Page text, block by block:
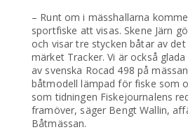
– Runt om i mässhallarna
sportfiske att visas. Skene Järn
och visar tre stycken båtar av
märket Tracker. Vi är också
av svenska Rocad 498 på
båtmodell lämpad för fiske som
som tidningen Fiskejournalens
framöver, säger Bengt Wallin,
Båtmässan.